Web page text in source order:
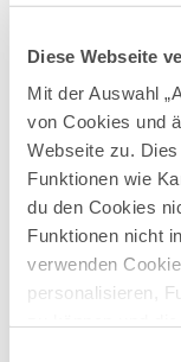
Diese Webseite
Mit der Auswahl
von Cookies und
Webseite zu.
Funktionen wie
du den Cookies
Funktionen nicht
verwenden
personalisieren,